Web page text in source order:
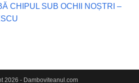
CHIPUL SUB OCHII NOȘTRI –
2026 - Damboviteanul.com